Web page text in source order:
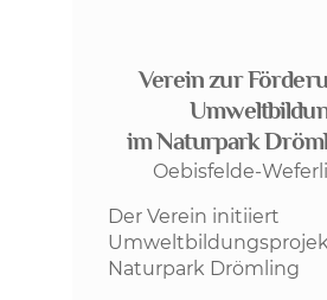
Verein zur
im Naturpark
Oebisfelde-
Der Verein initiiert
Naturpark Drömling